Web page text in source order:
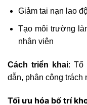
Giảm tai nạn lao
Tạo môi trường
nhân viên
Cách triển khai: Tổ
dẫn, phân công trách
Tối ưu hóa bố trí